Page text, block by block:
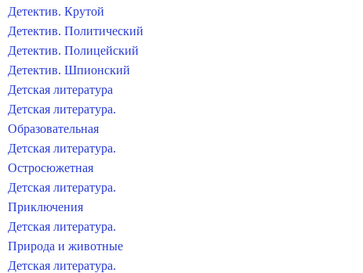
Детектив. Крутой
Детектив. Политический
Детектив. Полицейский
Детектив. Шпионский
Детская литература
Детская литература.
Образовательная
Детская литература.
Остросюжетная
Детская литература.
Приключения
Детская литература.
Природа и животные
Детская литература.